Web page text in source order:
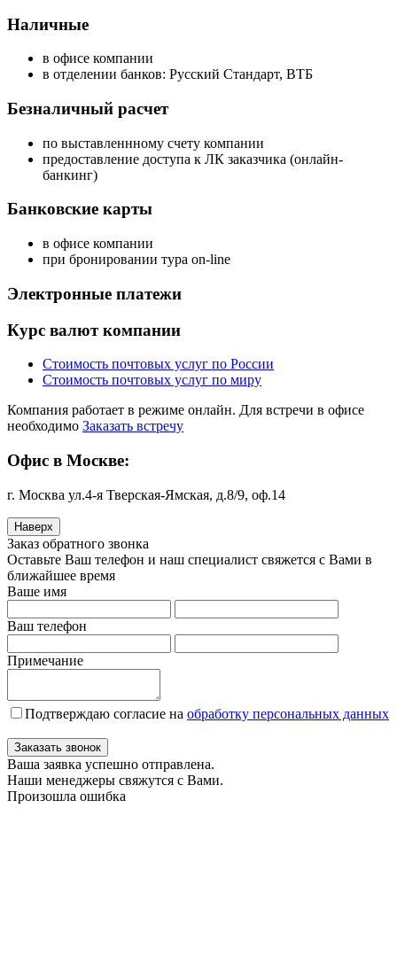
Наличные
в офисе компании
в отделении банков: Русский Стандарт, ВТБ
Безналичный расчет
по выставленнному счету компании
предоставление доступа к ЛК заказчика (онлайн-
банкинг)
Банковские карты
в офисе компании
при бронировании тура on-line
Электронные платежи
Курс валют компании
Стоимость почтовых услуг по России
Стоимость почтовых услуг по миру
Компания работает в режиме онлайн. Для встречи в офисе
необходимо Заказать встречу
Офис в Москве:
г. Москва ул.4-я Тверская-Ямская, д.8/9, оф.14
Наверх
Заказ обратного звонка
Оставьте Ваш телефон и наш специалист свяжется с Вами в
ближайшее время
Ваше имя
Ваш телефон
Примечание
Подтверждаю согласие на обработку персональных данных
Заказать звонок
Ваша заявка успешно отправлена.
Наши менеджеры свяжутся с Вами.
Произошла ошибка